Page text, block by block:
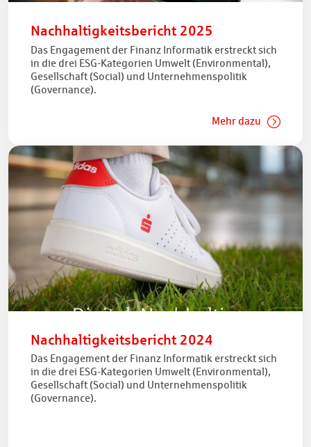
Nachhaltigkeitsbericht 2025
Das Engagement der Finanz Informatik erstreckt sich
in die drei ESG-Kategorien Umwelt (Environmental),
Gesellschaft (Social) und Unternehmenspolitik
(Governance).
Mehr dazu
Nachhaltigkeitsbericht 2024
Das Engagement der Finanz Informatik erstreckt sich
in die drei ESG-Kategorien Umwelt (Environmental),
Gesellschaft (Social) und Unternehmenspolitik
(Governance).